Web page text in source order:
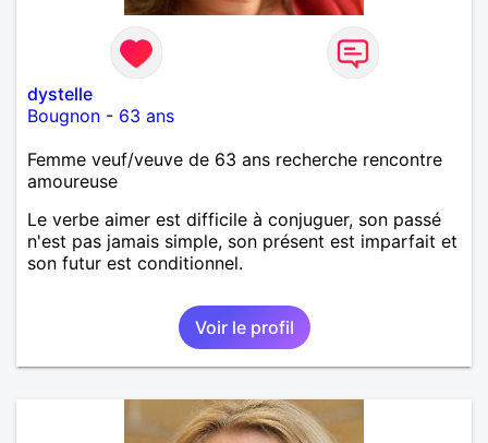
dystelle
Bougnon - 63 ans
Femme veuf/veuve de 63 ans recherche rencontre
amoureuse
Le verbe aimer est difficile à conjuguer, son passé
n'est pas jamais simple, son présent est imparfait et
son futur est conditionnel.
Voir le profil